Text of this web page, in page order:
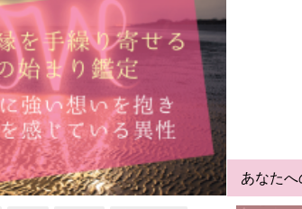
あなたへ